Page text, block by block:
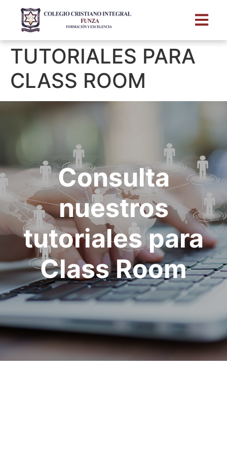
TUTORIALES PARA
CLASS ROOM
Consulta
nuestros
tutoriales para
Class Room